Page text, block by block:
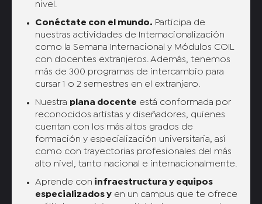
nivel.
Conéctate con el mundo. Participa de
nuestras actividades de Internacionalización
como la Semana Internacional y Módulos COIL
con docentes extranjeros. Además, tenemos
más de 300 programas de intercambio para
cursar 1 o 2 semestres en el extranjero.
Nuestra plana docente está conformada por
reconocidos artistas y diseñadores, quienes
cuentan con los más altos grados de
formación y especialización universitaria, así
como con trayectorias profesionales del más
alto nivel, tanto nacional e internacionalmente.
Aprende con infraestructura y equipos
especializados y en un campus que te ofrece